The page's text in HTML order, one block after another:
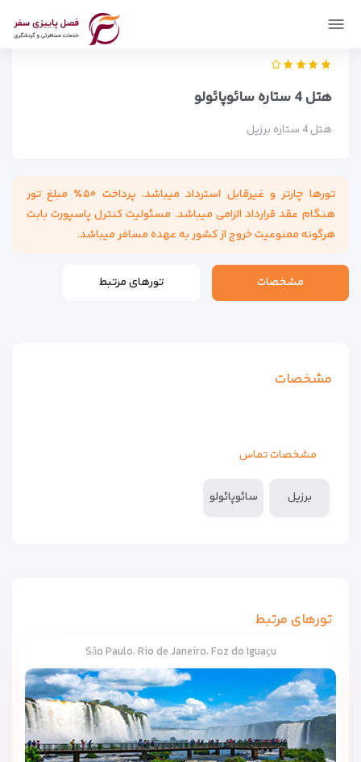
فصل پاییزی سفر
هتل 4 ستاره سائوپائولو
هتل 4 ستاره برزیل
تورها چارتر و غیرقابل استرداد میباشد. پرداخت ۵۰٪ مبلغ تور
هنگام عقد قرارداد الزامی میباشد. مسئولیت کنترل پاسپورت بابت
هرگونه ممنوعیت خروج از کشور به عهده مسافر میباشد.
مشخصات تورهای مرتبط
مشخصات
مشخصات تماس
برزیل سائوپائولو
تورهای مرتبط
São Paulo، Rio de Janeiro، Foz do Iguaçu